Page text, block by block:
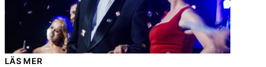
LÄS MER